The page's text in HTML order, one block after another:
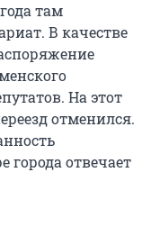
там
В качестве
На этот
отменился.
города отвечает